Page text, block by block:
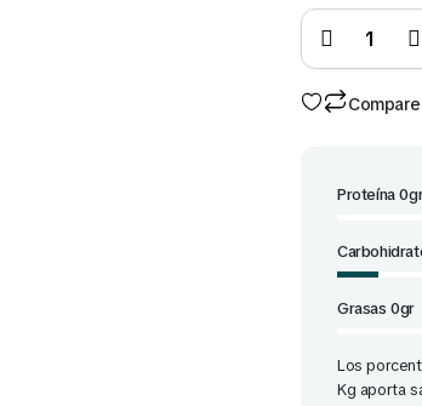
Mostaza
Caja 10
Kg
quantity
Compare
Proteína
Grasas 0gr
Los
Kg aporta